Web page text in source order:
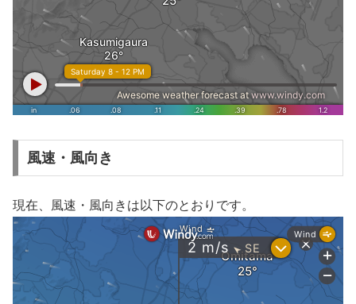
風速・風向き
現在、風速・風向きは以下のとおりです。